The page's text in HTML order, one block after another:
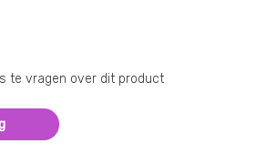
te vragen over dit product